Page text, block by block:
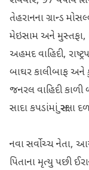
તેહરાનના ગ્રાન્ડ
મેઇસામ અને મુસ્તફા,
અહમદ વાહિદી,
બાઘર કાલીબાફ અને
જનરલ વાહિદી
સાદા કપડાંમાં સુરક્ષા
નવા સર્વોચ્ચ નેતા,
પિતાના મૃત્યુ પછી